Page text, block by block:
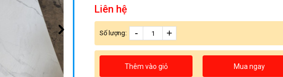
Liên hệ
Số lượng: - +
Thêm vào giỏ Mua ngay